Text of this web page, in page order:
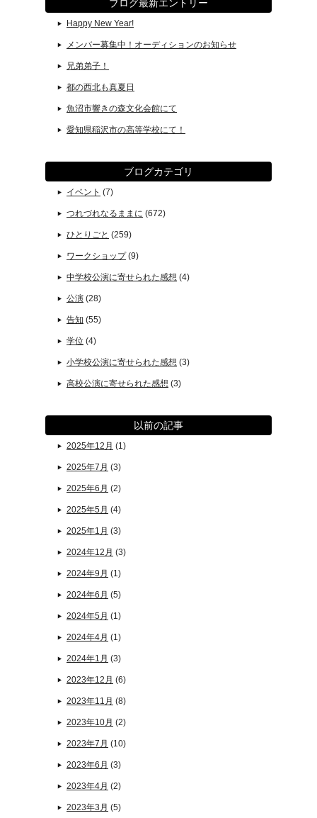
ブログ最新エントリー
Happy New Year!
メンバー募集中！オーディションのお知らせ
兄弟弟子！
都の西北も真夏日
魚沼市響きの森文化会館にて
愛知県稲沢市の高等学校にて！
ブログカテゴリ
イベント (7)
つれづれなるままに (672)
ひとりごと (259)
ワークショップ(9)
中学校公演に寄せられた感想 (4)
公演 (28)
告知 (55)
学位 (4)
小学校公演に寄せられた感想 (3)
高校公演に寄せられた感想 (3)
以前の記事
2025年12月 (1)
2025年7月 (3)
2025年6月 (2)
2025年5月 (4)
2025年1月 (3)
2024年12月 (3)
2024年9月 (1)
2024年6月 (5)
2024年5月 (1)
2024年4月 (1)
2024年1月 (3)
2023年12月 (6)
2023年11月 (8)
2023年10月 (2)
2023年7月 (10)
2023年6月 (3)
2023年4月 (2)
2023年3月 (5)